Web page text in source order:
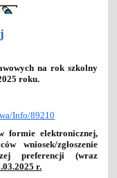
na rok szkolny
roku.
Info/89210
formie elektronicznej,
wniosek/zgłoszenie
preferencji (wraz
r.